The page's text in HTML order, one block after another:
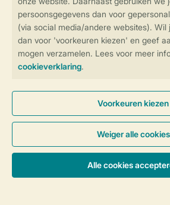
Service & contact
Bekijk deveelgestelde vragenof
neem contact op met hetContact Center.
instagramtiktok youtube
Betaalmogelijkheden